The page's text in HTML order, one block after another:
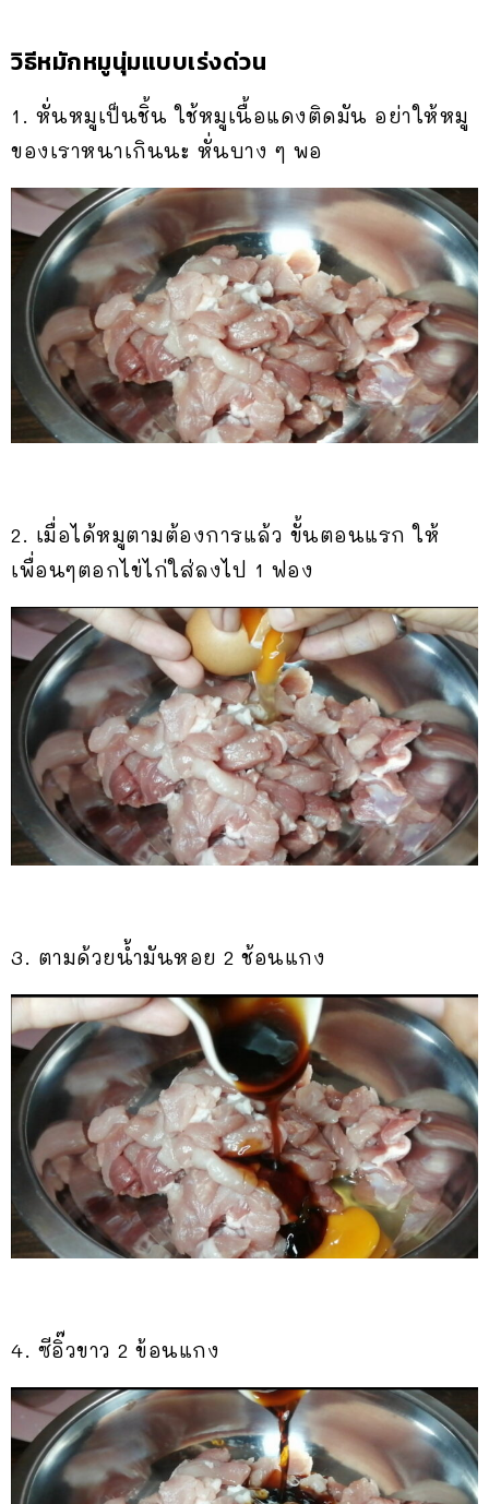
วิธีหมักหมูนุ่ม​แบบเร่งด่วน
1. หั่นหมูเป็นชิ้น ใช้หมูเนื้อแดงติดมัน​ อย่าให้หมู
ของเราหนาเกินนะ​ หั่นบาง ๆ พอ
2. เมื่อได้หมูตามต้องการแล้ว​ ขั้นตอนแรก​ ให้
เพื่อนๆตอกไข่ไก่ใส่ลงไป​ 1​ ฟอง
3. ตามด้วยน้ำมันหอย​ 2​ ช้อนแกง
4. ซีอิ๊วขาว​ 2​ ข้อนแกง